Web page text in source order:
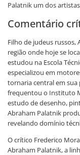
Palatnik um dos
Comentário
Filho de judeus russos,
região onde hoje se
estudou na Escola
especializou em
tornaria central em sua
frequentou o Instituto
estudo de desenho,
Abraham Palatnik
revelando domínio
O crítico Frederico
Abraham Palatnik, a